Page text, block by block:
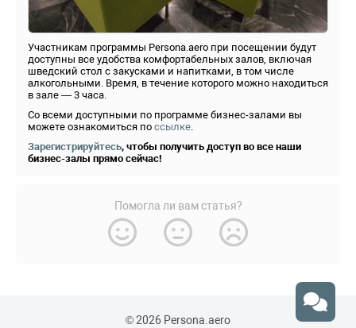
Участникам программы Persona.aero при посещении будут
доступны все удобства комфортабельных залов, включая
шведский стол с закусками и напитками, в том числе
алкогольными. Время, в течение которого можно находиться
в зале — 3 часа.
Со всеми доступными по программе бизнес-залами вы
можете ознакомиться по ссылке
Зарегистрируйтесь, чтобы получить доступ во все наши
бизнес-залы прямо сейчас!
Помогла ли вам статья?
© 2026 Persona.aero